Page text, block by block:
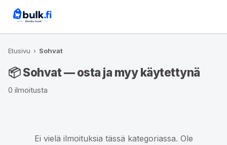
Etusivu › Sohvat
📦 Sohvat — osta ja myy käytettynä
0 ilmoitusta
Ei vielä ilmoituksia tässä kategoriassa. Ole